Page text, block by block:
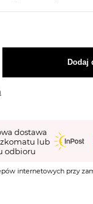
Dodaj
dostawa
lub
odbioru
internetowych przy